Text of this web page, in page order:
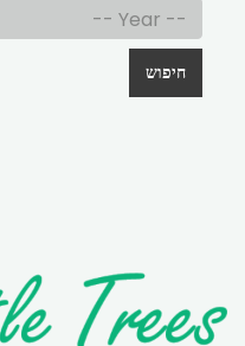
חיפוש